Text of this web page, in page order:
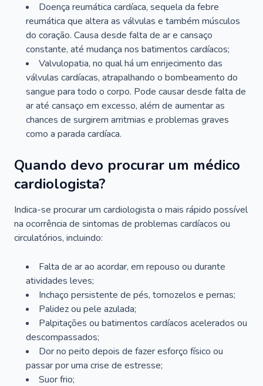
Doença reumática cardíaca, sequela da febre
reumática que altera as válvulas e também músculos
do coração. Causa desde falta de ar e cansaço
constante, até mudança nos batimentos cardíacos;
Valvulopatia, no qual há um enrijecimento das
válvulas cardíacas, atrapalhando o bombeamento do
sangue para todo o corpo. Pode causar desde falta de
ar até cansaço em excesso, além de aumentar as
chances de surgirem arritmias e problemas graves
como a parada cardíaca.
Quando devo procurar um médico
cardiologista?
Indica-se procurar um cardiologista o mais rápido possível
na ocorrência de sintomas de problemas cardíacos ou
circulatórios, incluindo:
Falta de ar ao acordar, em repouso ou durante
atividades leves;
Inchaço persistente de pés, tornozelos e pernas;
Palidez ou pele azulada;
Palpitações ou batimentos cardíacos acelerados ou
descompassados;
Dor no peito depois de fazer esforço físico ou
passar por uma crise de estresse;
Suor frio;